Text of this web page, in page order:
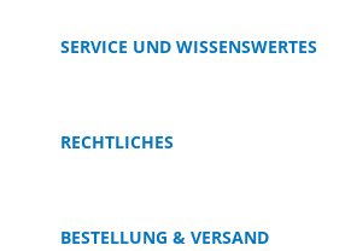
SERVICE UND WISSENSWERTES
RECHTLICHES
BESTELLUNG & VERSAND